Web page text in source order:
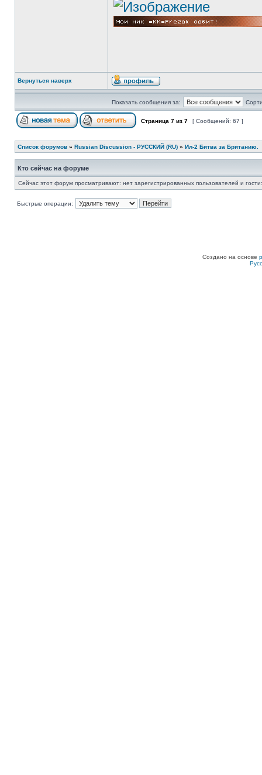
Вернуться наверх
Показать сообщения за:
Страница 7 из 7 [ Сообщений: 67 ]
Список форумов » Russian Discussion - РУССКИЙ (RU) » Ил-2 Битва за Британию.
Кто сейчас на форуме
Сейчас этот форум просматривают: нет зарегистрированных пользователей и
Быстрые операции:
Создано на основе